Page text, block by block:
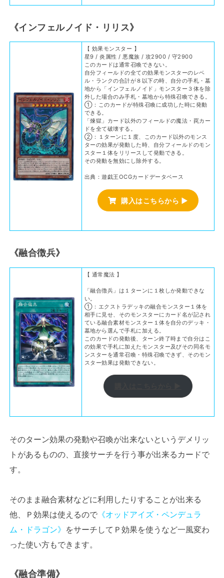
《インフェルノイド・リリス》
【 効果モンスター 】
星9 / 炎属性 / 悪魔族 / 攻2900 / 守2900
このカードは通常召喚できない。
自分フィールドの全ての効果モンスターのレベ
ル・ランクの合計が８以下の時、自分の手札・墓
地から「インフェルノイド」モンスター３体を除
外した場合のみ手札・墓地から特殊召喚できる。
①：このカードが特殊召喚に成功した時に発動
できる。
「煉獄」カード以外のフィールドの魔法・罠カー
ドを全て破壊する。
②：１ターンに１度、このカード以外のモンス
ターの効果が発動した時、自分フィールドのモン
スター１体をリリースして発動できる。
その発動を無効にし除外する。
出典：遊戯王OCGカードデータベース
購入はこちらから ▶
《融合徴兵》
【 通常魔法 】
「融合徴兵」は１ターンに１枚しか発動できな
い。
①：エクストラデッキの融合モンスター１体を
相手に見せ、そのモンスターにカード名が記され
ている融合素材モンスター１体を自分のデッキ・
墓地から選んで手札に加える。
このカードの発動後、ターン終了時まで自分はこ
の効果で手札に加えたモンスター及びその同名モ
ンスターを通常召喚・特殊召喚できず、そのモン
スター効果は発動できない。
そのターン効果の発動や召喚が出来ないというデメリッ
トがあるものの、直接サーチを行う事が出来るカードで
す。
そのまま融合素材などに利用したりすることが出来る
他、Ｐ効果は使えるので 《オッドアイズ・ペンデュラ
ム・ドラゴン》 をサーチしてＰ効果を使うなど一風変わ
った使い方もできます。
《融合準備》